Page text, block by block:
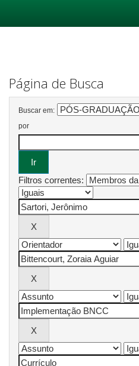
Página de Busca
Buscar em:
por
Filtros correntes: